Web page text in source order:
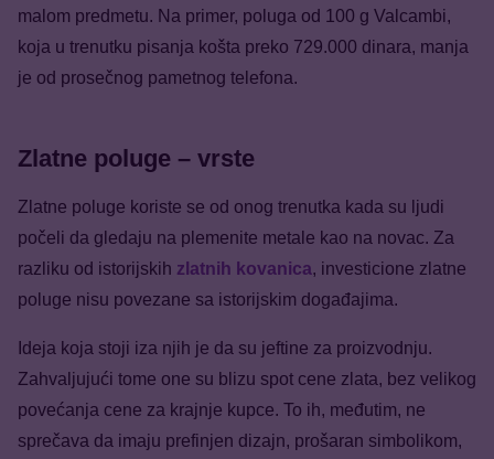
malom predmetu. Na primer, poluga od 100 g Valcambi,
koja u trenutku pisanja košta preko 729.000 dinara, manja
je od prosečnog pametnog telefona.
Zlatne poluge – vrste
Zlatne poluge koriste se od onog trenutka kada su ljudi
počeli da gledaju na plemenite metale kao na novac. Za
razliku od istorijskih zlatnih kovanica, investicione zlatne
poluge nisu povezane sa istorijskim događajima.
Ideja koja stoji iza njih je da su jeftine za proizvodnju.
Zahvaljujući tome one su blizu spot cene zlata, bez velikog
povećanja cene za krajnje kupce. To ih, međutim, ne
sprečava da imaju prefinjen dizajn, prošaran simbolikom,